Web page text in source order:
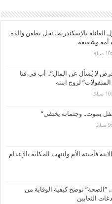
بالإسكندرية.. نجل يطعن والده
وشقيقه
لا يُسأل عن المال”.. أب في قنا
لزوج ابنته
يموت.. وجثمانه يختفي”
فأحبته الأم وانتهت الحكاية بالإعدام
توضح كيفية الوقاية من
الثعابين